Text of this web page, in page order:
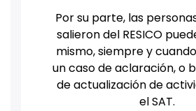
Por su parte, las
salieron del RESICO
mismo, siempre y
un caso de aclaración, o
de actualización de
el SAT.